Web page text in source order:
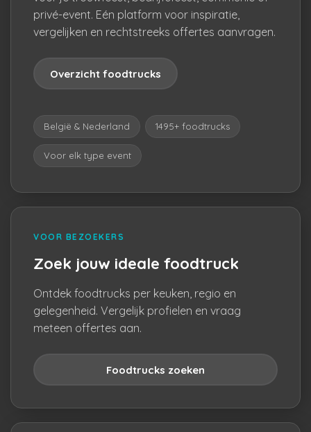
privé-event. Eén platform voor inspiratie,
vergelijken en rechtstreeks offertes aanvragen.
Overzicht foodtrucks
België & Nederland 1495+ foodtrucks
Voor elk type event
VOOR BEZOEKERS
Zoek jouw ideale foodtruck
Ontdek foodtrucks per keuken, regio en
gelegenheid. Vergelijk profielen en vraag
meteen offertes aan.
Foodtrucks zoeken